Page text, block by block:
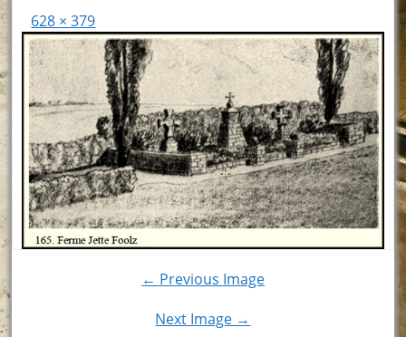
628 × 379
← Previous Image
Next Image →